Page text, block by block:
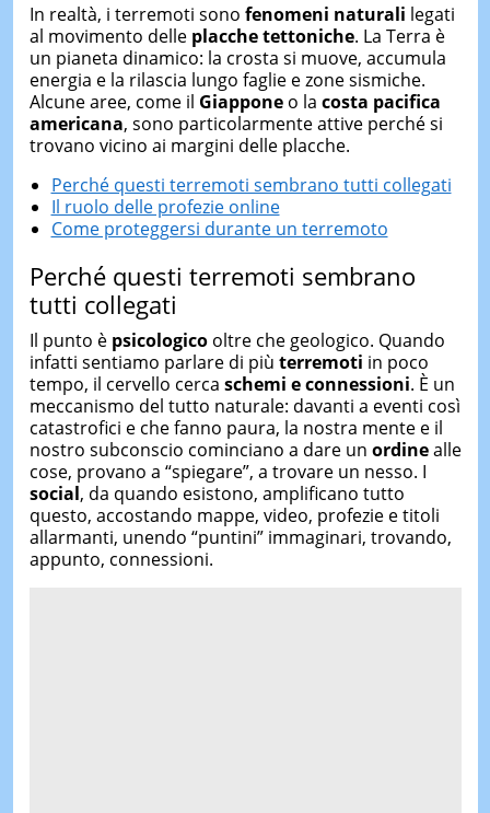
In realtà, i terremoti sono fenomeni naturali legati
al movimento delle placche tettoniche. La Terra è
un pianeta dinamico: la crosta si muove, accumula
energia e la rilascia lungo faglie e zone sismiche.
Alcune aree, come il Giapponeo la costa pacifica
americana, sono particolarmente attive perché si
trovano vicino ai margini delle placche.
Perché questi terremoti sembrano tutti collegati
Il ruolo delle profezie online
Come proteggersi durante un terremoto
Perché questi terremoti sembrano
tutti collegati
Il punto è psicologicooltre che geologico. Quando
infatti sentiamo parlare di più terremoti in poco
tempo, il cervello cerca schemi e connessioni. È un
meccanismo del tutto naturale: davanti a eventi così
catastrofici e che fanno paura, la nostra mente e il
nostro subconscio cominciano a dare un ordinealle
cose, provano a “spiegare”, a trovare un nesso. I
social, da quando esistono, amplificano tutto
questo, accostando mappe, video, profezie e titoli
allarmanti, unendo “puntini” immaginari, trovando,
appunto, connessioni.